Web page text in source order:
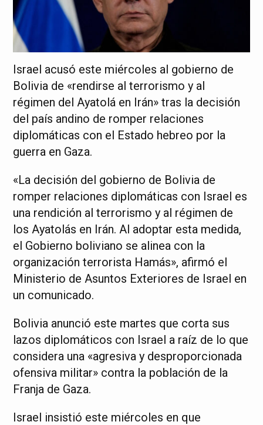
Israel acusó este miércoles al gobierno de
Bolivia de «rendirse al terrorismo y al
régimen del Ayatolá en Irán» tras la decisión
del país andino de romper relaciones
diplomáticas con el Estado hebreo por la
guerra en Gaza.
«La decisión del gobierno de Bolivia de
romper relaciones diplomáticas con Israel es
una rendición al terrorismo y al régimen de
los Ayatolás en Irán. Al adoptar esta medida,
el Gobierno boliviano se alinea con la
organización terrorista Hamás», afirmó el
Ministerio de Asuntos Exteriores de Israel en
un comunicado.
Bolivia anunció este martes que corta sus
lazos diplomáticos con Israel a raíz de lo que
considera una «agresiva y desproporcionada
ofensiva militar» contra la población de la
Franja de Gaza.
Israel insistió este miércoles en que